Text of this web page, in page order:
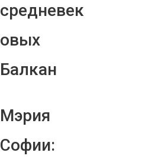
средневек
овых
Балкан
Мэрия
Софии: